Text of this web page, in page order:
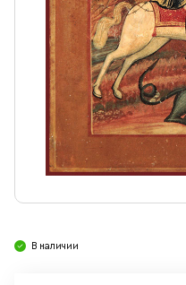
Свечи
Ювелирные изделия
В наличии